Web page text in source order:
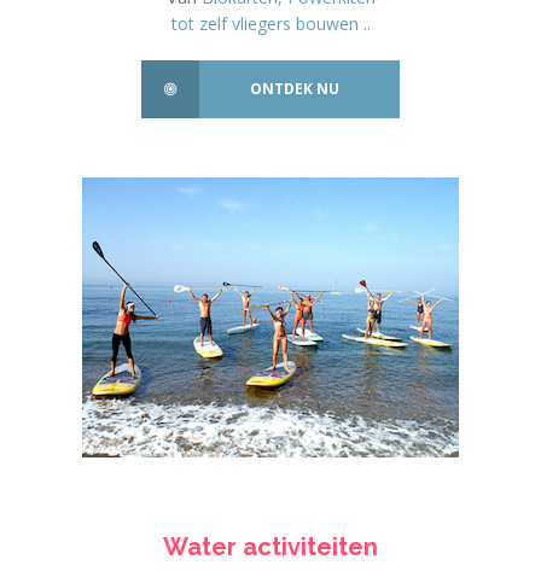
tot zelf vliegers bouwen ..
ONTDEK NU
Water activiteiten